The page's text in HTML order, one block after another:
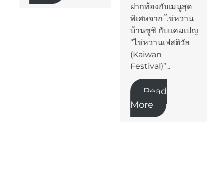
ฝากท้องกับเมนูสุด
พิเศษจาก ไข่หวาน
บ้านซูชิ กับแคมเปญ
“ไข่หวานเฟสติวัล
(Kaiwan
Festival)”...
Read
More